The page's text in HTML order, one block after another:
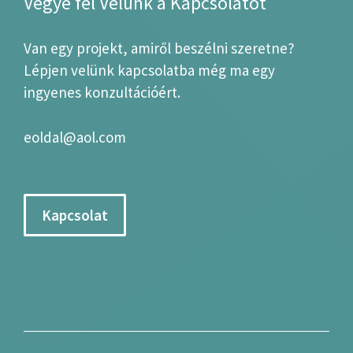
Van egy projekt, amiről beszélni szeretne?
Lépjen velünk kapcsolatba még ma egy
ingyenes konzultációért.
eoldal@aol.com
Kapcsolat